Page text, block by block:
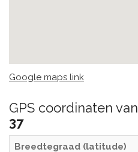
Google maps link
GPS coordinaten van
37
Breedtegraad (latitude)